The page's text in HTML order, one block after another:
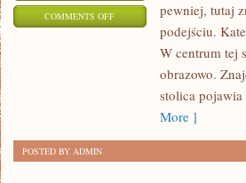
COMMENTS OFFON
POCZĄTKUJĄCYCH
pewniej, tutaj
podejściu.
W centrum tej
obrazowo.
stolica pojawia
More ]
POSTED BY ADMIN